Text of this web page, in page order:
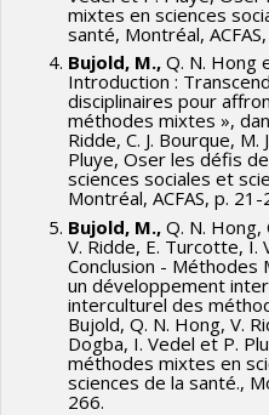
mixtes en sciences
santé, Montréal,
Bujold, M., Q. N. Hong
Introduction :
disciplinaires pour
méthodes mixtes »,
Ridde, C. J. Bourque,
Pluye, Oser les défis
sciences sociales et
Montréal, ACFAS, p. 21-
Bujold, M., Q. N. Hong,
V. Ridde, E. Turcotte, I.
Conclusion - Méthodes
un développement
interculturel des
Bujold, Q. N. Hong, V.
Dogba, I. Vedel et P.
méthodes mixtes en
sciences de la santé.,
266.